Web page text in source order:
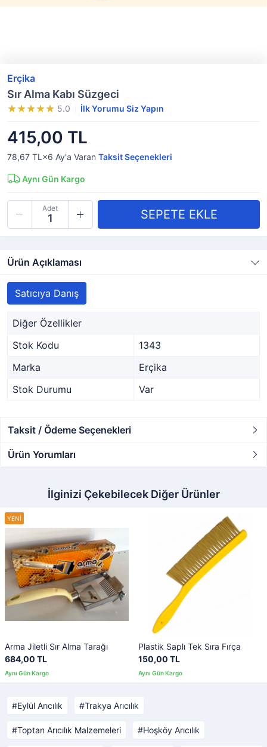
Erçika
Sır Alma Kabı Süzgeci
5.0 İlk Yorumu Siz Yapın
415,00 TL
78,67 TL×6 Ay'a Varan Taksit Seçenekleri
Aynı Gün Kargo
Adet
Ürün Açıklaması
Satıcıya Danış
Diğer Özellikler
Stok Kodu
1343
Marka
Erçika
Stok Durumu
Var
Taksit / Ödeme Seçenekleri
Ürün Yorumları
İlginizi Çekebilecek Diğer Ürünler
Arma Jiletli Sır Alma Tarağı
684,00 TL
Plastik Saplı Tek Sıra Fırça
150,00 TL
Eylül Arıcılık Trakya Arıcılık
Toptan Arıcılık Malzemeleri Hoşköy Arıcılık